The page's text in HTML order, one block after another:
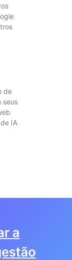
de
seus
IA
a